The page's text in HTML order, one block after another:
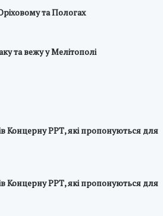
та Пологах
та вежу у Мелітополі
Концерну РРТ, які пропонуються для
Концерну РРТ, які пропонуються для